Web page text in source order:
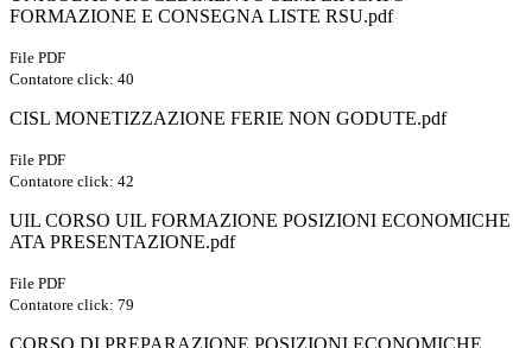
FORMAZIONE E CONSEGNA LISTE RSU.pdf
File PDF
Contatore click: 40
CISL MONETIZZAZIONE FERIE NON GODUTE.pdf
File PDF
Contatore click: 42
UIL CORSO UIL FORMAZIONE POSIZIONI ECONOMICHE
ATA PRESENTAZIONE.pdf
File PDF
Contatore click: 79
CORSO DI PREPARAZIONE POSIZIONI ECONOMICHE